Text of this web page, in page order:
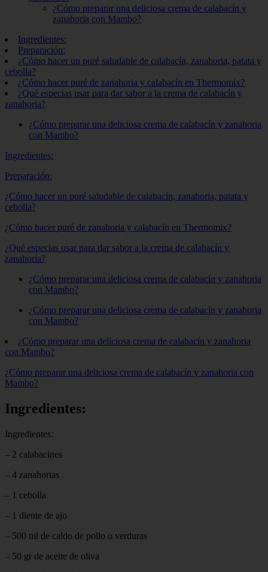
¿Cómo preparar una deliciosa crema de calabacín y
zanahoria con Mambo?
Ingredientes:
Preparación:
¿Cómo hacer un puré saludable de calabacín, zanahoria, patata y
cebolla?
¿Cómo hacer puré de zanahoria y calabacín en Thermomix?
¿Qué especias usar para dar sabor a la crema de calabacín y
zanahoria?
¿Cómo preparar una deliciosa crema de calabacín y zanahoria
con Mambo?
Ingredientes:
Preparación:
¿Cómo hacer un puré saludable de calabacín, zanahoria, patata y
cebolla?
¿Cómo hacer puré de zanahoria y calabacín en Thermomix?
¿Qué especias usar para dar sabor a la crema de calabacín y
zanahoria?
¿Cómo preparar una deliciosa crema de calabacín y zanahoria
con Mambo?
¿Cómo preparar una deliciosa crema de calabacín y zanahoria
con Mambo?
¿Cómo preparar una deliciosa crema de calabacín y zanahoria
con Mambo?
¿Cómo preparar una deliciosa crema de calabacín y zanahoria con
Mambo?
Ingredientes:
Ingredientes:
– 2 calabacines
– 4 zanahorias
– 1 cebolla
– 1 diente de ajo
– 500 ml de caldo de pollo o verduras
– 50 gr de aceite de oliva